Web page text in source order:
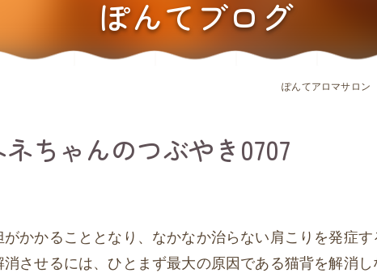
ぽんてブログ
ぽんてアロマサロン
ちゃんのつぶやき0707
かかることとなり、なかなか治らない肩こりを発症す
させるには、ひとまず最大の原因である猫背を解消し